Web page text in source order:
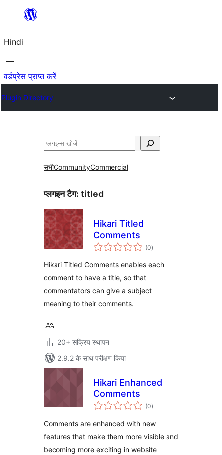
सामग्री
जाएं
Hindi
वर्डप्रेस प्राप्त करें
Plugin Directory
खोजें
सभीCommunityCommercial
प्लगइन टैग: titled
Hikari Titled
Comments
(0कुल
दर)
Hikari Titled Comments enables each
comment to have a title, so that
commentators can give a subject
meaning to their comments.
20+ सक्रिय स्थापन
2.9.2 के साथ परीक्षण किया
Hikari Enhanced
Comments
(0कुल
दर)
Comments are enhanced with new
features that make them more visible and
becoming more exciting in website